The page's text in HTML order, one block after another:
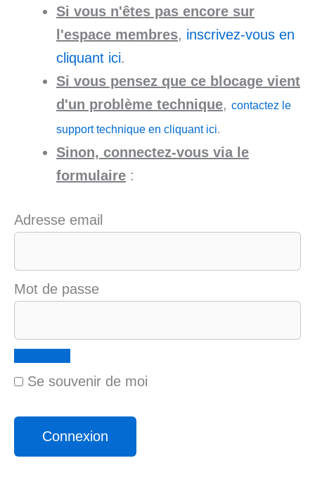
Si vous n'êtes pas encore sur
l'espace membres, inscrivez-vous en
cliquant ici.
Si vous pensez que ce blocage vient
d'un problème technique, contactez le
support technique en cliquant ici.
Sinon, connectez-vous via le
formulaire :
Adresse email
Mot de passe
Se souvenir de moi